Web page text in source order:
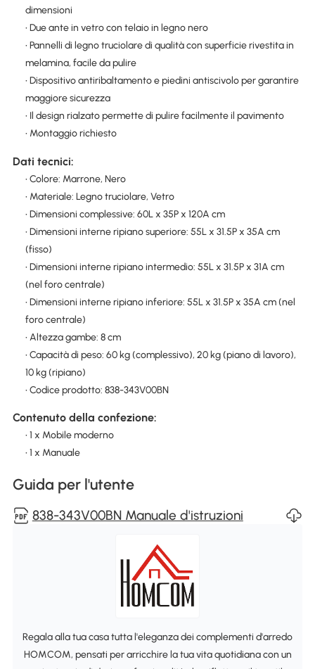
dimensioni
• Due ante in vetro con telaio in legno nero
• Pannelli di legno truciolare di qualità con superficie rivestita in
melamina, facile da pulire
• Dispositivo antiribaltamento e piedini antiscivolo per garantire
maggiore sicurezza
• Il design rialzato permette di pulire facilmente il pavimento
• Montaggio richiesto
Dati tecnici:
• Colore: Marrone, Nero
• Materiale: Legno truciolare, Vetro
• Dimensioni complessive: 60L x 35P x 120A cm
• Dimensioni interne ripiano superiore: 55L x 31.5P x 35A cm
(fisso)
• Dimensioni interne ripiano intermedio: 55L x 31.5P x 31A cm
(nel foro centrale)
• Dimensioni interne ripiano inferiore: 55L x 31.5P x 35A cm (nel
foro centrale)
• Altezza gambe: 8 cm
• Capacità di peso: 60 kg (complessivo), 20 kg (piano di lavoro),
10 kg (ripiano)
• Codice prodotto: 838-343V00BN
Contenuto della confezione:
• 1 x Mobile moderno
• 1 x Manuale
Guida per l'utente
838-343V00BN Manuale d'istruzioni
Regala alla tua casa tutta l'eleganza dei complementi d'arredo
HOMCOM, pensati per arricchire la tua vita quotidiana con un